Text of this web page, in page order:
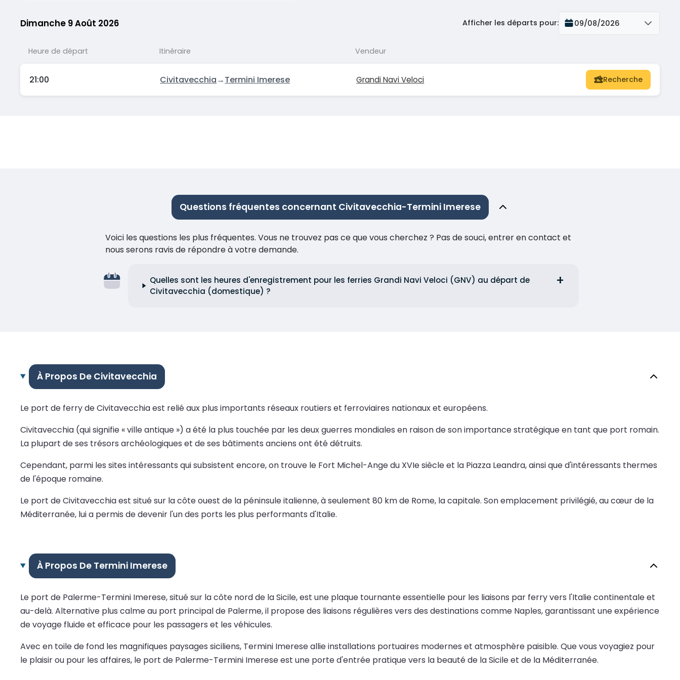
Dimanche 9 Août 2026 Afficher les départs pour: 09/08/2026
Heure de départ Itinéraire Vendeur
21:00 Civitavecchia→Termini Imerese Grandi Navi Veloci Recherche
Questions fréquentes concernant Civitavecchia-Termini Imerese
Voici les questions les plus fréquentes. Vous ne trouvez pas ce que vous cherchez ? Pas de souci, entrer en contact et
nous serons ravis de répondre à votre demande.
Quelles sont les heures d'enregistrement pour les ferries Grandi Navi Veloci (GNV) au départ de
Civitavecchia (domestique) ?
À Propos De Civitavecchia
Le port de ferry de Civitavecchia est relié aux plus importants réseaux routiers et ferroviaires nationaux et européens.
Civitavecchia (qui signifie « ville antique ») a été la plus touchée par les deux guerres mondiales en raison de son importance stratégique en tant que port romain.
La plupart de ses trésors archéologiques et de ses bâtiments anciens ont été détruits.
Cependant, parmi les sites intéressants qui subsistent encore, on trouve le Fort Michel-Ange du XVIe siècle et la Piazza Leandra, ainsi que d'intéressants thermes
de l'époque romaine.
Le port de Civitavecchia est situé sur la côte ouest de la péninsule italienne, à seulement 80 km de Rome, la capitale. Son emplacement privilégié, au cœur de la
Méditerranée, lui a permis de devenir l'un des ports les plus performants d'Italie.
À Propos De Termini Imerese
Le port de Palerme-Termini Imerese, situé sur la côte nord de la Sicile, est une plaque tournante essentielle pour les liaisons par ferry vers l'Italie continentale et
au-delà. Alternative plus calme au port principal de Palerme, il propose des liaisons régulières vers des destinations comme Naples, garantissant une expérience
de voyage fluide et efficace pour les passagers et les véhicules.
Avec en toile de fond les magnifiques paysages siciliens, Termini Imerese allie installations portuaires modernes et atmosphère paisible. Que vous voyagiez pour
le plaisir ou pour les affaires, le port de Palerme-Termini Imerese est une porte d'entrée pratique vers la beauté de la Sicile et de la Méditerranée.